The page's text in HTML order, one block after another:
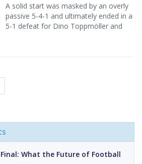
A solid start was masked by an overly
passive 5-4-1 and ultimately ended in a
5-1 defeat for Dino Toppmöller and
What the Future of Football